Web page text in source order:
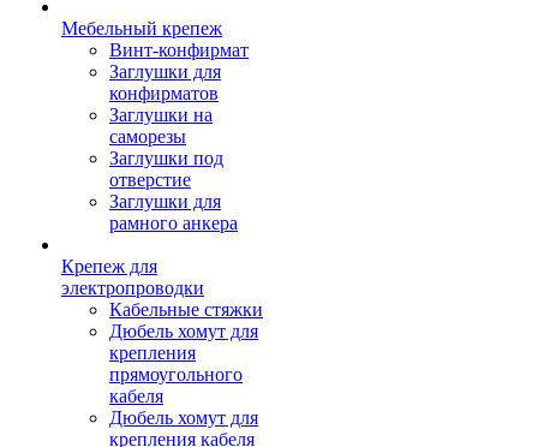
Мебельный крепеж
Винт-конфирмат
Заглушки для
конфирматов
Заглушки на
саморезы
Заглушки под
отверстие
Заглушки для
рамного анкера
Крепеж для
электропроводки
Кабельные стяжки
Дюбель хомут для
крепления
прямоугольного
кабеля
Дюбель хомут для
крепления кабеля